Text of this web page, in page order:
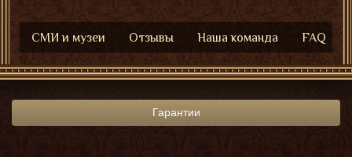
СМИ и музеи Отзывы Наша команда FAQ
Гарантии